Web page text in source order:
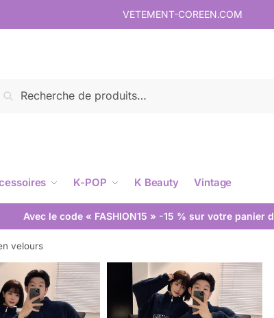
VETEMENT-COREEN.COM
Recherche
K-POP K Beauty Vintage
Avec le code « FASHION15 » -15 % sur votre panier
velours